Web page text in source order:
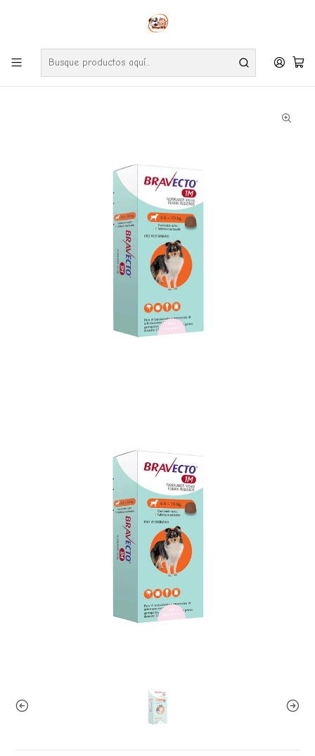
Envíos gratuitos por compras desde $24.990 en la RM (Comunas informadas
Ve nuestras zonas de cobertura diaria.
Inicio Farmacia Perro Bravecto Perros 1 Mes